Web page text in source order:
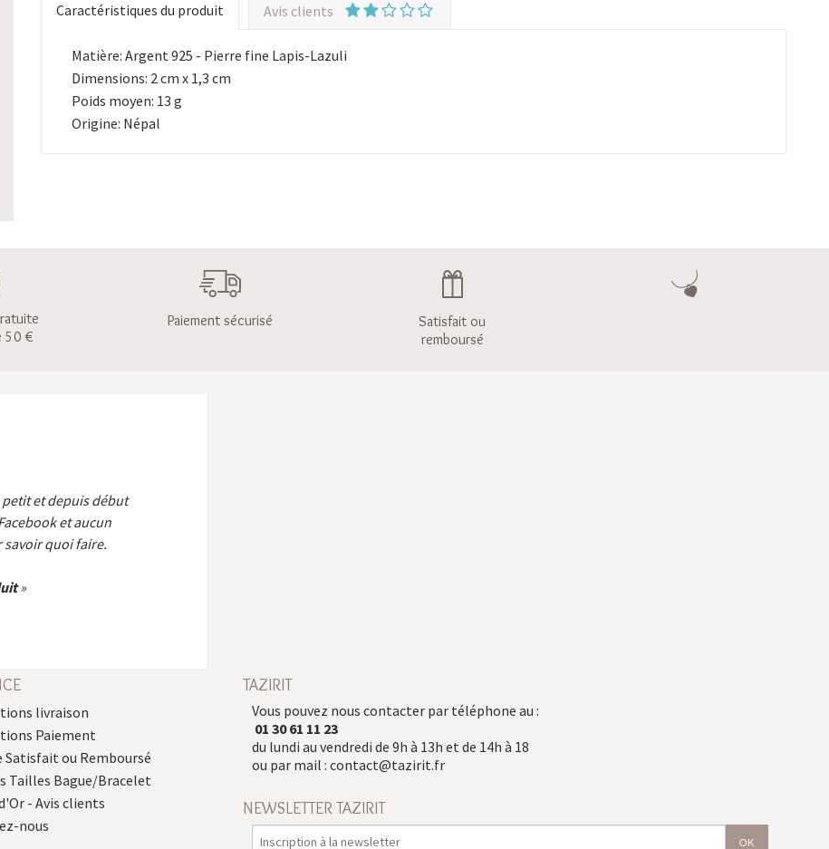
Caractéristiques du produit Avis clients
Matière: Argent 925 - Pierre fine Lapis-Lazuli
Dimensions: 2 cm x 1,3 cm
Poids moyen: 13 g
Origine: Népal
50 €
Paiement sécurisé
Satisfait ou
remboursé
et depuis début
et aucun
quoi faire.
livraison
Paiement
Satisfait ou Remboursé
Tailles Bague/Bracelet
- Avis clients
nous
TAZIRIT
Vous pouvez nous contacter par téléphone au :
01 30 61 11 23
du lundi au vendredi de 9h à 13h et de 14h à 18
ou par mail : contact@tazirit.fr
NEWSLETTER TAZIRIT